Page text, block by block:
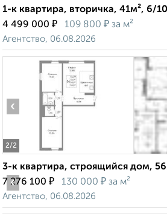
1-к квартира, вторичка, 41м², 6/
4 499 000 ₽ 109 800 ₽ за м²
Агентство, 06.08.2026
2/2
‹
3-к квартира, строящийся дом,
7 276 100 ₽ 130 000 ₽ за м²
Агентство, 06.08.2026
‹